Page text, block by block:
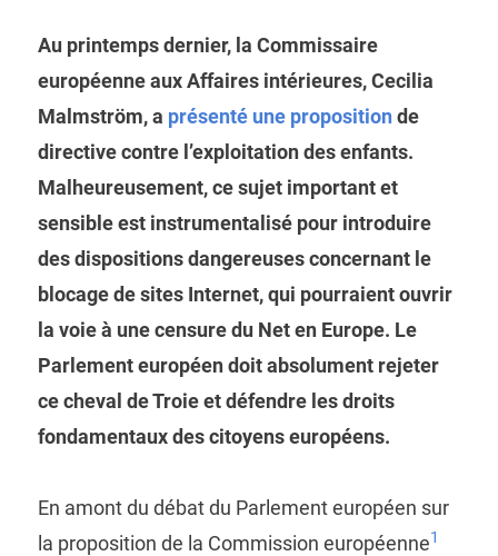
Au printemps dernier, la Commissaire
européenne aux Affaires intérieures, Cecilia
Malmström, a présenté une proposition de
directive contre l’exploitation des enfants.
Malheureusement, ce sujet important et
sensible est instrumentalisé pour introduire
des dispositions dangereuses concernant le
blocage de sites Internet, qui pourraient ouvrir
la voie à une censure du Net en Europe. Le
Parlement européen doit absolument rejeter
ce cheval de Troie et défendre les droits
fondamentaux des citoyens européens.
En amont du débat du Parlement européen sur
la proposition de la Commission européenne1